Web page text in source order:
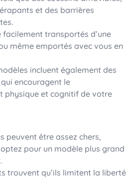
et des barrières
facilement transportés d’une
même emportés avec vous en
incluent également des
encouragent le
physique et cognitif de votre
peuvent être assez chers,
pour un modèle plus grand
trouvent qu’ils limitent la liberté